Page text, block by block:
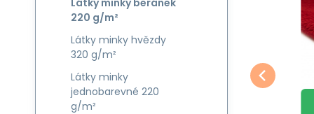
JinýMinky Beránek, 220
g/m², šíře 160 cm,
metráž, srdíčka
modré a bílé na
Kód:BERANEK0003
EAN: 8595721023459
Skladem
Minky BERÁNEK SRDIČKA
MODRÉ a BÍLÉ na šedem
Barva:
Složení
materiálu:
Gramáž:220 g/m²
Jiný
Látky minky beránek
220 g/m²
Látky minky hvězdy
320 g/m²
Látky minky
jednobarevné 220
g/m²